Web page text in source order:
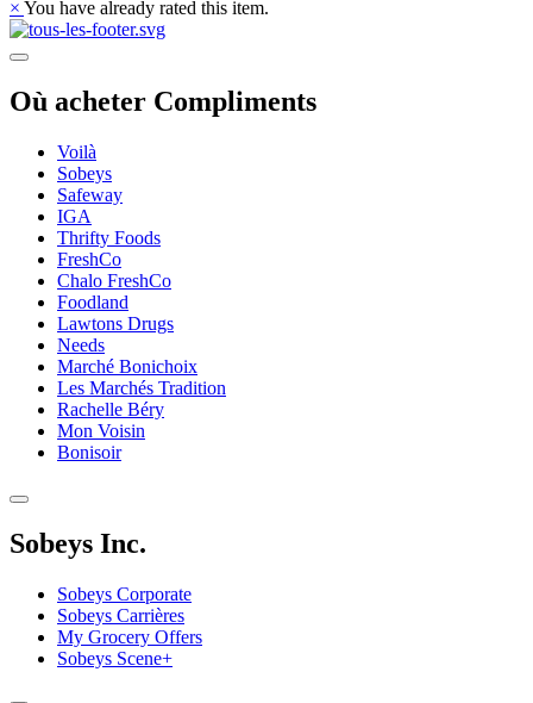
× You have already rated this item.
Où acheter Compliments
Voilà
Sobeys
Safeway
IGA
Thrifty Foods
FreshCo
Chalo FreshCo
Foodland
Lawtons Drugs
Needs
Marché Bonichoix
Les Marchés Tradition
Rachelle Béry
Mon Voisin
Bonisoir
Sobeys Inc.
Sobeys Corporate
Sobeys Carrières
My Grocery Offers
Sobeys Scene+